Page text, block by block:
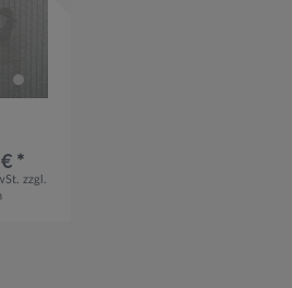
*
zzgl.